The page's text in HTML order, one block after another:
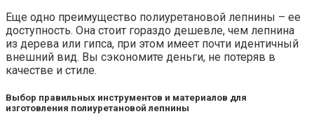
Еще одно преимущество полиуретановой лепнины – ее
доступность. Она стоит гораздо дешевле, чем лепнина
из дерева или гипса, при этом имеет почти идентичный
внешний вид. Вы сэкономите деньги, не потеряв в
качестве и стиле.
Выбор правильных инструментов и материалов для
изготовления полиуретановой лепнины